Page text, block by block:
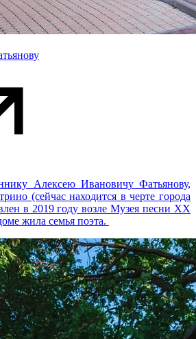
Алексею Ивановичу Фатьянову,
(сейчас находится в черте города
в 2019 году возле Музея песни XX
жила семья поэта.